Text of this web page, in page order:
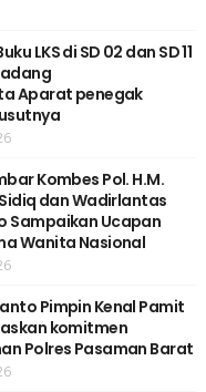
LKS di SD 02 dan SD 11
Aparat penegak
Kombes Pol. H.M.
dan Wadirlantas
Sampaikan Ucapan
Wanita Nasional
Pimpin Kenal Pamit
komitmen
Polres Pasaman Barat